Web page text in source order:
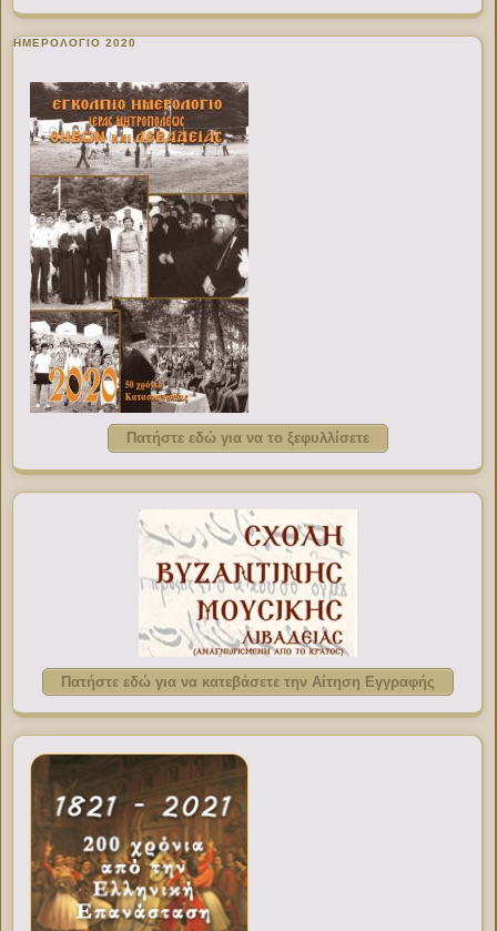
ΗΜΕΡΟΛΟΓΙΟ 2020
Πατήστε εδώ για να το ξεφυλλίσετε
Πατήστε εδώ για να κατεβάσετε την Αίτηση Εγγραφής